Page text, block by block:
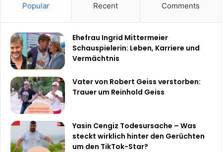
Popular Recent Comments
Ehefrau Ingrid Mittermeier
Schauspielerin: Leben, Karriere und
Vermächtnis
Vater von Robert Geiss verstorben:
Trauer um Reinhold Geiss
Yasin Cengiz Todesursache – Was
steckt wirklich hinter den Gerüchten
um den TikTok-Star?